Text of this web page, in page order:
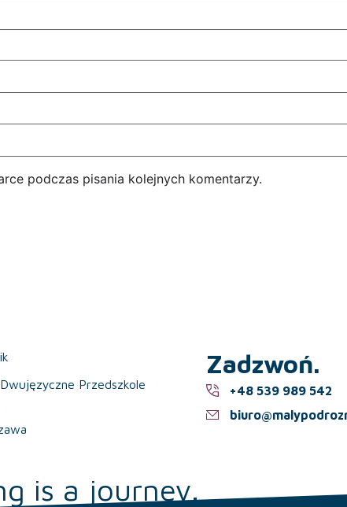
podczas pisania kolejnych komentarzy.
Przedszkole
Zadzwoń.
+48 539 989 542
is a journey.